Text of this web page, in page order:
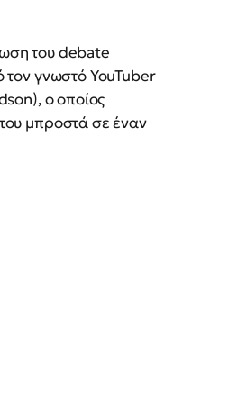
του debate
γνωστό YouTuber
ο οποίος
μπροστά σε έναν